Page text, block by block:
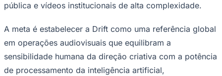
pública e vídeos institucionais de alta complexidade.
A meta é estabelecer a Drift como uma referência global
em operações audiovisuais que equilibram a
sensibilidade humana da direção criativa com a potência
de processamento da inteligência artificial,